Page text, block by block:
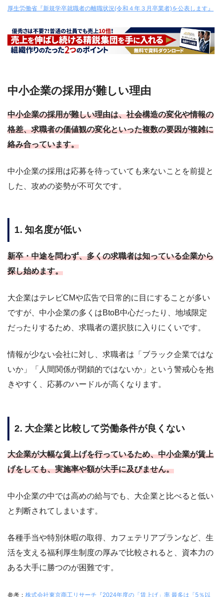
厚生労働省『新規学卒就職者の離職状況(令和４年３月卒業者)を公表します』
中小企業の採用が難しい理由
中小企業の採用が難しい理由は、社会構造の変化や情報の
格差、求職者の価値観の変化といった複数の要因が複雑に
絡み合っています。
中小企業の採用は応募を待っていても来ないことを前提と
した、攻めの姿勢が不可欠です。
1. 知名度が低い
新卒・中途を問わず、多くの求職者は知っている企業から
探し始めます。
大企業はテレビCMや広告で日常的に目にすることが多い
ですが、中小企業の多くはBtoB中心だったり、地域限定
だったりするため、求職者の選択肢に入りにくいです。
情報が少ない会社に対し、求職者は「ブラック企業ではな
いか」「人間関係が閉鎖的ではないか」という警戒心を抱
きやすく、応募のハードルが高くなります。
2. 大企業と比較して労働条件が良くない
大企業が大幅な賃上げを行っているため、中小企業が賃上
げをしても、実施率や額が大手に及びません。
中小企業の中では高めの給与でも、大企業と比べると低い
と判断されてしまいます。
各種手当や特別休暇の取得、カフェテリアプランなど、生
活を支える福利厚生制度の厚みで比較されると、資本力の
ある大手に勝つのが困難です。
参考： 株式会社東京商工リサーチ『2024年度の「賃上げ」率 最多は「5％以